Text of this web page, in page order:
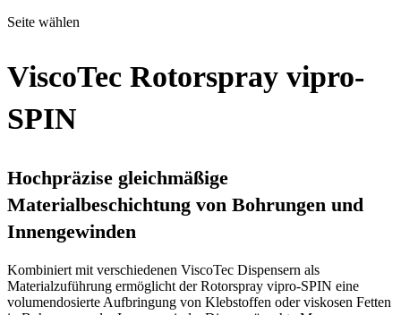
Seite wählen
ViscoTec Rotorspray vipro-
SPIN
Hochpräzise gleichmäßige
Materialbeschichtung von Bohrungen und
Innengewinden
Kombiniert mit verschiedenen ViscoTec Dispensern als
Materialzuführung ermöglicht der Rotorspray vipro-SPIN eine
volumendosierte Aufbringung von Klebstoffen oder viskosen Fetten